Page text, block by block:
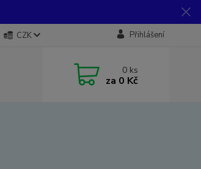
CZK Přihlášení
0 ks
za 0 Kč